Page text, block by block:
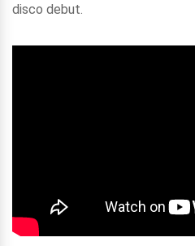
disco debut.